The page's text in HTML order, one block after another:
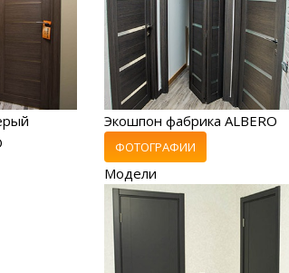
Экошпон фабрика ALBERO
ФОТОГРАФИИ
Модели